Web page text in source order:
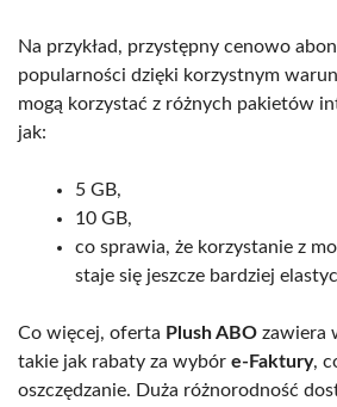
Na przykład, przystępny cenowo
popularności dzięki korzystnym
mogą korzystać z różnych pakietów
jak:
5 GB,
10 GB,
co sprawia, że korzystanie z
staje się jeszcze bardziej
Co więcej, oferta Plush ABO zawiera
takie jak rabaty za wybór e-Faktury,
oszczędzanie. Duża różnorodność